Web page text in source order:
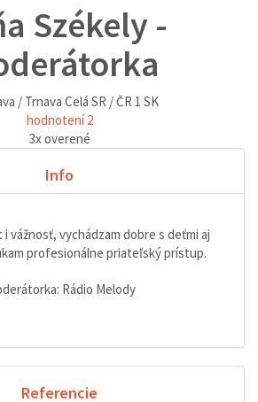
Székely -
/ Trnava Celá SR / ČR 1 SK
hodnotení 2
3x overené
Info
i vážnosť, vychádzam dobre s deťmi aj
profesionálne priateľský prístup.
Rádio Melody
Referencie